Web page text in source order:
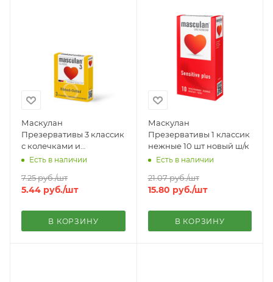
Маскулан
Презервативы 3 классик
с колечками и
пупырышками 3 шт
Есть в наличии
7.25руб./шт
5.44 руб./шт
В КОРЗИНУ
Маскулан
Презервативы 1 классик
нежные 10 шт новый ш/к
Есть в наличии
21.07руб./шт
15.80 руб./шт
В КОРЗИНУ